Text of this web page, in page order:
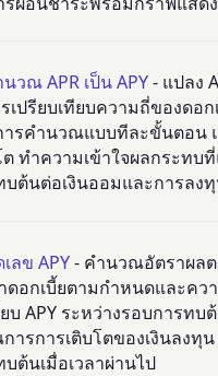
วณ APR เป็น APY- แปลง
เปรียบเทียบความถี่ของดอ
ารคำนวณแบบทีละขั้นตอน
ต ทำความเข้าใจผลกระทบ
บต้นต่อเงินออมและการล
ลข APY- คำนวณอัตราผล
ดอกเบี้ยตามกำหนดและค
ยบ APY ระหว่างรอบการท
ารการเติบโตของเงินลงทุ
บต้นเมื่อเวลาผ่านไป